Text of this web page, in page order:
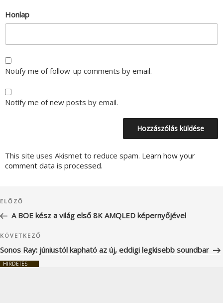
Honlap
Notify me of follow-up comments by email.
Notify me of new posts by email.
This site uses Akismet to reduce spam. Learn how your
comment data is processed.
navigáció
Korábbi
bejegyzés
ELŐZŐ
A BOE kész a világ első 8K AMQLED képernyőjével
Következő
bejegyzés
KÖVETKEZŐ
Sonos Ray: júniustól kapható az új, eddigi legkisebb soundbar
HIRDETÉS